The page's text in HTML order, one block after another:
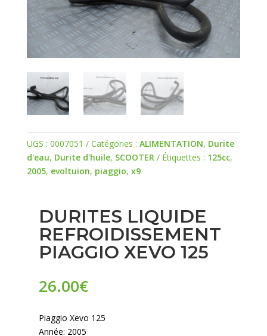
UGS : 0007051 Catégories : ALIMENTATION, Durite
d'eau, Durite d'huile, SCOOTER Étiquettes : 125cc,
2005, evoltuion, piaggio, x9
DURITES LIQUIDE
REFROIDISSEMENT
PIAGGIO XEVO 125
26.00€
Piaggio Xevo 125
Année: 2005